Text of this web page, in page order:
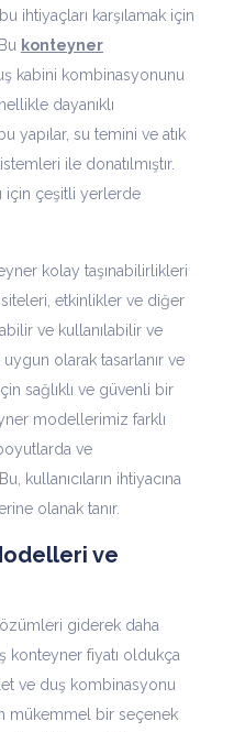
ihtiyaçları karşılamak için
konteyner
kabini kombinasyonunu
dayanıklı
yapılar, su temini ve atık
ile donatılmıştır.
için çeşitli yerlerde
kolay taşınabilirlikleri
etkinlikler ve diğer
ve kullanılabilir ve
olarak tasarlanır ve
sağlıklı ve güvenli bir
modellerimiz farklı
ve
kullanıcıların ihtiyacına
olanak tanır.
ve
giderek daha
konteyner fiyatı oldukça
ve duş kombinasyonu
mükemmel bir seçenek